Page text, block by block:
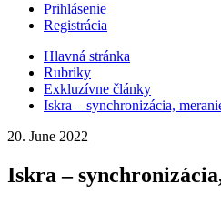
Prihlásenie
Registrácia
Hlavná stránka
Rubriky
Exkluzívne články
Iskra – synchronizácia,
20. June 2022
Iskra –